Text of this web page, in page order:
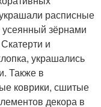
расписные
зёрнами
и
украшались
Также в
коврики, сшитые
декора в